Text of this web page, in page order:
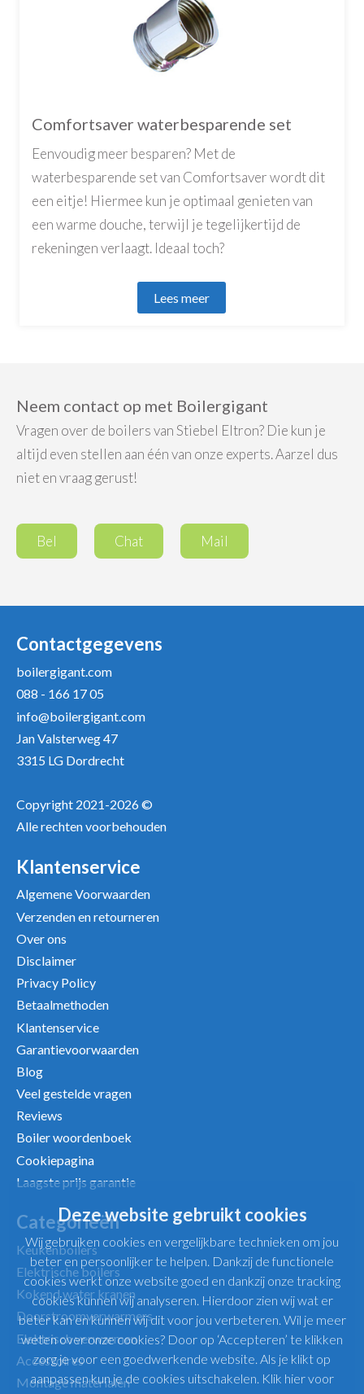
Comfortsaver waterbesparende set
Eenvoudig meer besparen? Met de
waterbesparende set van Comfortsaver wordt dit
een eitje! Hiermee kun je optimaal genieten van
een warme douche, terwijl je tegelijkertijd de
rekeningen verlaagt. Ideaal toch?
Lees meer
Neem contact op met Boilergigant
Vragen over de boilers van Stiebel Eltron? Die kun je
altijd even stellen aan één van onze experts. Aarzel dus
niet en vraag gerust!
Bel Chat Mail
Contactgegevens
boilergigant.com
088 - 166 17 05
info@boilergigant.com
Jan Valsterweg 47
3315 LG Dordrecht
Copyright 2021-2026 ©
Alle rechten voorbehouden
Klantenservice
Algemene Voorwaarden
Verzenden en retourneren
Over ons
Disclaimer
Privacy Policy
Betaalmethoden
Klantenservice
Garantievoorwaarden
Blog
Veel gestelde vragen
Reviews
Boiler woordenboek
Cookiepagina
Laagste prijs garantie
Categorieën
Keukenboilers
Elektrische boilers
Kokend water kranen
Doorstroomverwarmers
Elektrisch verwarmen
Accessoires
Montage materialen
Deze website gebruikt cookies
Wij gebruiken cookies en vergelijkbare technieken om jou
beter en persoonlijker te helpen. Dankzij de functionele
cookies werkt onze website goed en dankzij onze tracking
cookies kunnen wij analyseren. Hierdoor zien wij wat er
beter kan en kunnen wij dit voor jou verbeteren. Wil je meer
weten over onze cookies? Door op ‘Accepteren’ te klikken
zorg je voor een goedwerkende website. Als je klikt op
aanpassen kun je de cookies uitschakelen. Klik hier voor